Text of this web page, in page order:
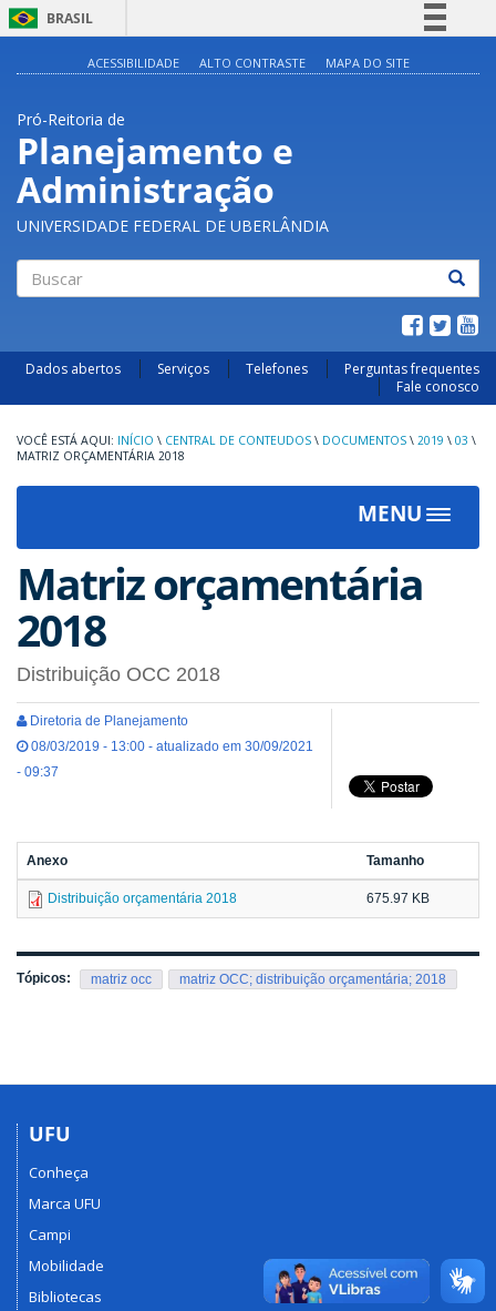
BRASIL
Acesso à informação
ACESSIBILIDADE ALTO CONTRASTE MAPA DO SITE
Pró-Reitoria de
Planejamento e
Administração
UNIVERSIDADE FEDERAL DE UBERLÂNDIA
Dados abertos Serviços Telefones
Perguntas frequentes
Fale conosco
INÍCIO \ CENTRAL DE CONTEUDOS \ DOCUMENTOS \ 2019 \ 03 \
MATRIZ ORÇAMENTÁRIA 2018
MENU
Toggle
Matriz orçamentária
2018
Distribuição OCC 2018
Diretoria de Planejamento
08/03/2019 - 13:00 - atualizado em 30/09/2021
- 09:37
Anexo Tamanho
Distribuição orçamentária 2018 675.97 KB
Tópicos: matriz occ matriz OCC; distribuição orçamentária; 2018
UFU
Conheça
Marca UFU
Campi
Mobilidade
Bibliotecas